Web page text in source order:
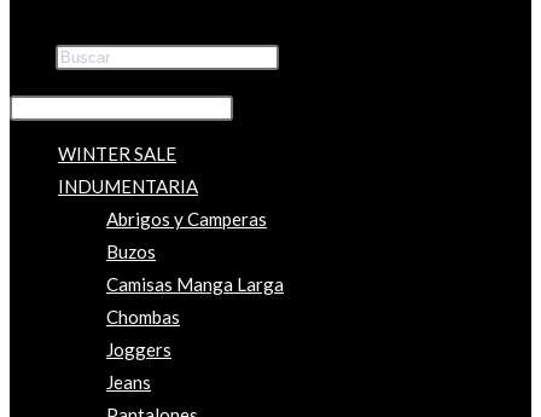
WINTER SALE
INDUMENTARIA
Abrigos y Camperas
Buzos
Camisas Manga Larga
Chombas
Joggers
Jeans